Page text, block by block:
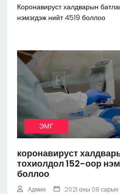
Коронавируст халдварын
нэмэгдэж нийт 4519 боллоо
ЭМГ
коронавируст
тохиолдол 152-оор
боллоо
Админ: 2021 оны 08 сарын